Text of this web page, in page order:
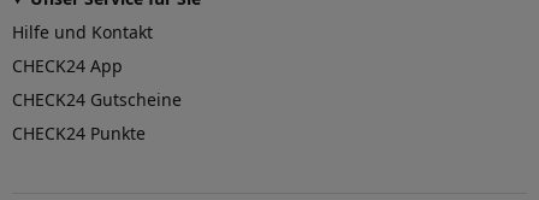
mm)
Traglast (in kg)
Allgemeine Produktsicherheit
(GPSR)
Hilfe und Kontakt
CHECK24 App
CHECK24 Gutscheine
CHECK24 Punkte